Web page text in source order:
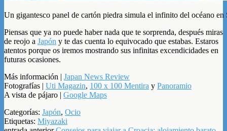
Un gigantesco panel de cartón piedra simula el infinito del océano en
Piensas que ya no puede haber nada que te sorprenda, después miras
de reojo a Japón y te das cuenta lo equivocado que estabas. Estaros
atentos porque os iremos mostrando sus infinitas excendicidades en
futuras ocasiones.
Más información | Japan News Review
Fotografías | Uti Magazin, 100 x 100 Mentira y Panoramio
A vista de pájaro | Google Maps
Categorías: Japón, Ocio
Etiquetas: Miyazaki